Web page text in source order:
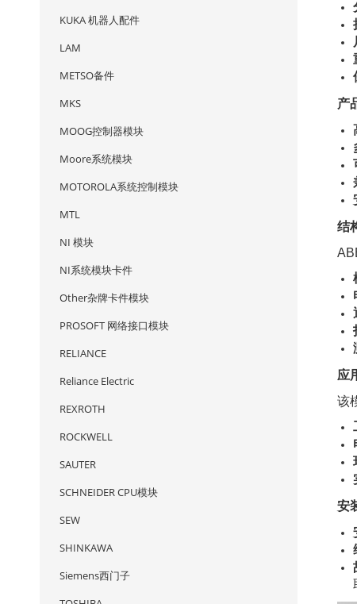
产
结
应
该
安
KUKA 机器人配件
LAM
METSO备件
MKS
MOOG控制器模块
Moore系统模块
MOTOROLA系统控制模块
MTL
NI 模块
NI系统模块卡件
Other杂牌卡件模块
PROSOFT 网络接口模块
RELIANCE
Reliance Electric
REXROTH
ROCKWELL
SAUTER
SCHNEIDER CPU模块
SEW
SHINKAWA
Siemens西门子